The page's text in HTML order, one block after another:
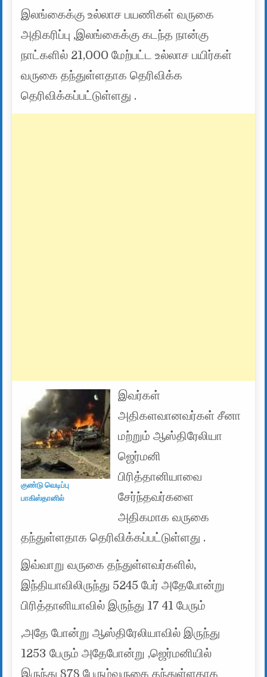
இலங்கைக்கு உல்லாச பயணிகள் வருகை
அதிகரிப்பு ,இலங்கைக்கு கடந்த நான்கு
நாட்களில் 21,000 மேற்பட்ட உல்லாச பயிர்கள்
வருகை தந்துள்ளதாக தெரிவிக்க
தெரிவிக்கப்பட்டுள்ளது .
குண்டு வெடிப்பு
பாகிஸ்தானில்
இவர்கள்
அதிகளவானவர்கள் சீனா
மற்றும் ஆஸ்திரேலியா
ஜெர்மனி
பிரித்தானியாவை
சேர்ந்தவர்களை
அதிகமாக வருகை
தந்துள்ளதாக தெரிவிக்கப்பட்டுள்ளது .
இவ்வாறு வருகை தந்துள்ளவர்களில்,
இந்தியாவிலிருந்து 5245 பேர் அதேபோன்று
பிரித்தானியாவில் இருந்து 17 41 பேரும்
,அதே போன்று ஆஸ்திரேலியாவில் இருந்து
1253 பேரும் அதேபோன்று ,ஜெர்மனியில்
இருந்து 878 பேரும்வருகை தந்துள்ளதாக